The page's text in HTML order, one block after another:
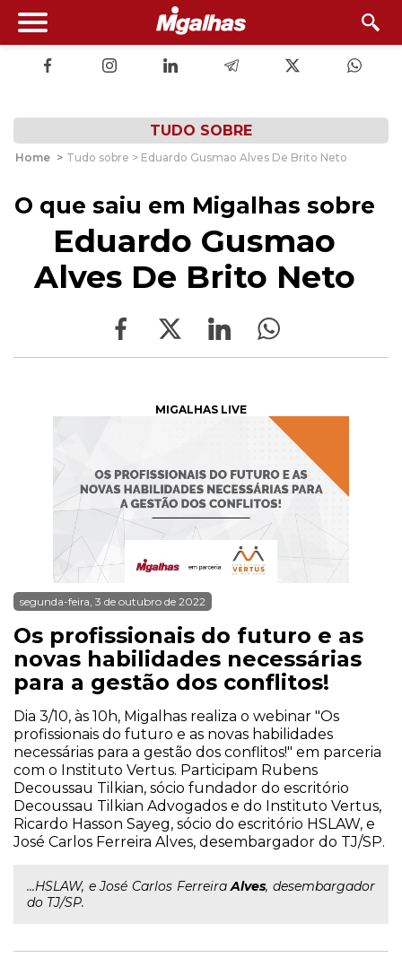
TUDO SOBRE
Home > Tudo sobre > Eduardo Gusmao Alves De Brito Neto
O que saiu em Migalhas sobre
Eduardo Gusmao
Alves De Brito Neto
MIGALHAS LIVE
segunda-feira, 3 de outubro de 2022
Os profissionais do futuro e as
novas habilidades necessárias
para a gestão dos conflitos!
Dia 3/10, às 10h, Migalhas realiza o webinar "Os
profissionais do futuro e as novas habilidades
necessárias para a gestão dos conflitos!" em parceria
com o Instituto Vertus. Participam Rubens
Decoussau Tilkian, sócio fundador do escritório
Decoussau Tilkian Advogados e do Instituto Vertus,
Ricardo Hasson Sayeg, sócio do escritório HSLAW, e
José Carlos Ferreira Alves, desembargador do TJ/SP.
...HSLAW, e José Carlos FerreiraAlves, desembargador
do TJ/SP.